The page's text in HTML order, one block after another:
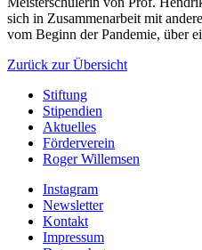
sich in Zusammenarbeit mit
vom Beginn der Pandemie, über
Zurück zur Übersicht
Stiftung
Stipendien
Aktuelles
Förderverein
Roger Willemsen
Instagram
Newsletter
Kontakt
Impressum